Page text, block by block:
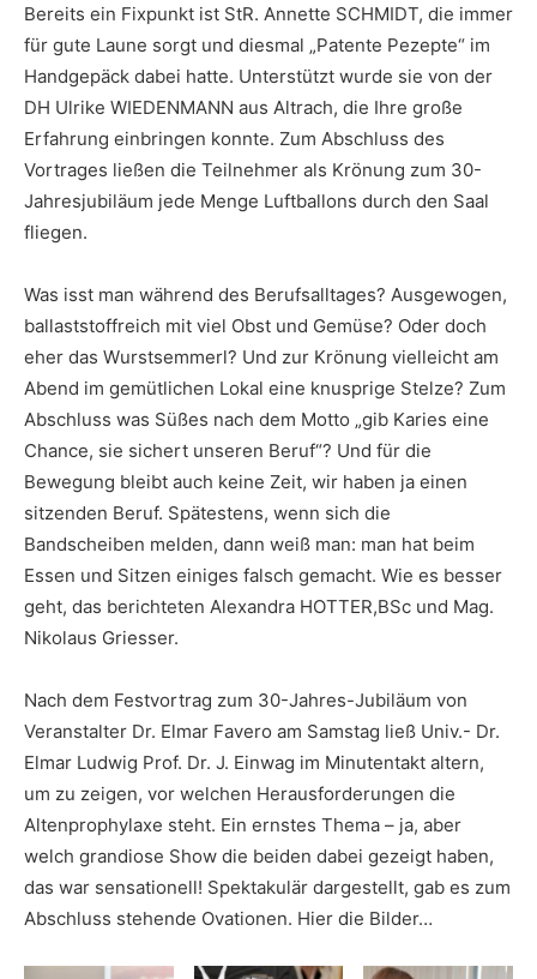
Bereits ein Fixpunkt ist StR. Annette SCHMIDT, die immer
für gute Laune sorgt und diesmal „Patente Pezepte“ im
Handgepäck dabei hatte. Unterstützt wurde sie von der
DH Ulrike WIEDENMANN aus Altrach, die Ihre große
Erfahrung einbringen konnte. Zum Abschluss des
Vortrages ließen die Teilnehmer als Krönung zum 30-
Jahresjubiläum jede Menge Luftballons durch den Saal
fliegen.
Was isst man während des Berufsalltages? Ausgewogen,
ballaststoffreich mit viel Obst und Gemüse? Oder doch
eher das Wurstsemmerl? Und zur Krönung vielleicht am
Abend im gemütlichen Lokal eine knusprige Stelze? Zum
Abschluss was Süßes nach dem Motto „gib Karies eine
Chance, sie sichert unseren Beruf“? Und für die
Bewegung bleibt auch keine Zeit, wir haben ja einen
sitzenden Beruf. Spätestens, wenn sich die
Bandscheiben melden, dann weiß man: man hat beim
Essen und Sitzen einiges falsch gemacht. Wie es besser
geht, das berichteten Alexandra HOTTER,BSc und Mag.
Nikolaus Griesser.
Nach dem Festvortrag zum 30-Jahres-Jubiläum von
Veranstalter Dr. Elmar Favero am Samstag ließ Univ.- Dr.
Elmar Ludwig Prof. Dr. J. Einwag im Minutentakt altern,
um zu zeigen, vor welchen Herausforderungen die
Altenprophylaxe steht. Ein ernstes Thema – ja, aber
welch grandiose Show die beiden dabei gezeigt haben,
das war sensationell! Spektakulär dargestellt, gab es zum
Abschluss stehende Ovationen. Hier die Bilder…